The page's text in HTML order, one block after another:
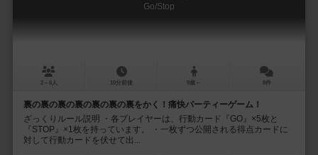
Go/Stop
2～6人 10分前後 9歳～ 8件
裏の裏の裏の裏の裏の裏の裏をかく！痛快パーティーゲーム！
ざっくりルール説明 ・各プレイヤーは、行動カード『GO』×5枚と
『STOP』×1枚を持っています。 ・一枚ずつ公開される得点カードに
対して行動カードを伏せて出...